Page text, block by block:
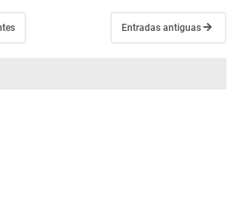
Entradas antiguas